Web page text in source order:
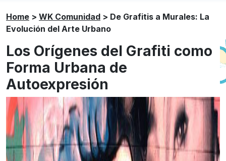
Home > WK Comunidad > De Grafitis a Murales: La
Evolución del Arte Urbano
Los Orígenes del Grafiti como
Forma Urbana de
Autoexpresión